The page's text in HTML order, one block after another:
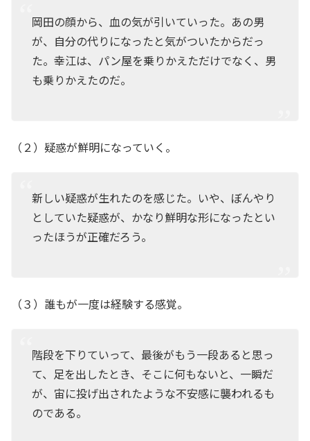
岡田の顔から、血の気が引いていった。あの男
が、自分の代りになったと気がついたからだっ
た。幸江は、パン屋を乗りかえただけでなく、男
も乗りかえたのだ。
（２）疑惑が鮮明になっていく。
新しい疑惑が生れたのを感じた。いや、ぼんやり
としていた疑惑が、かなり鮮明な形になったとい
ったほうが正確だろう。
（３）誰もが一度は経験する感覚。
階段を下りていって、最後がもう一段あると思っ
て、足を出したとき、そこに何もないと、一瞬だ
が、宙に投げ出されたような不安感に襲われるも
のである。